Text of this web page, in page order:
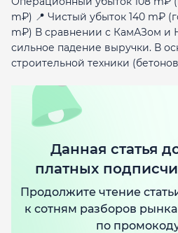
m₽) 📍 Чистый убыток 140 m₽
m₽) В сравнении с КамАЗом и
сильное падение выручки. В
строительной техники
Данная статья
платных
Продолжите чтение
к сотням разборов рынка
по промокоду